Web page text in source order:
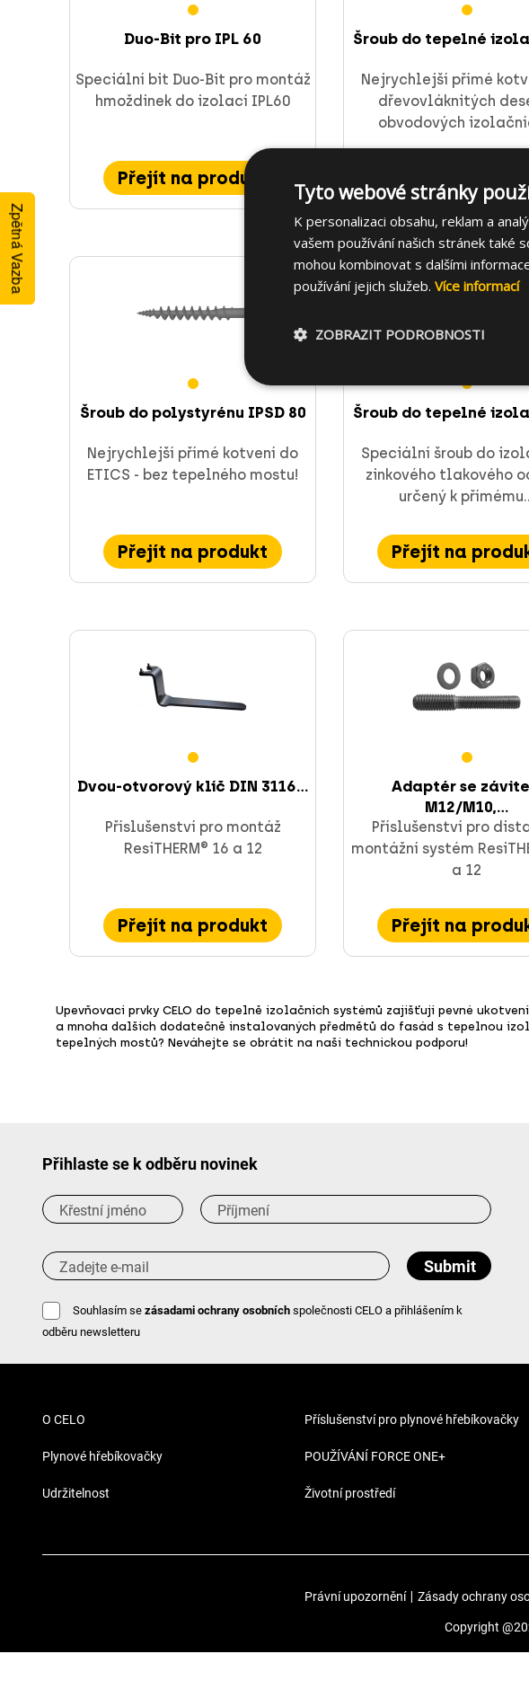
Duo-Bit pro IPL 60
Speciální bit Duo-Bit pro montáž
hmoždinek do izolací IPL60
Přejít na produkt
Šroub do tepelné
Nejrychlejší přímé
dřevovláknitých
obvodových
Šroub do polystyrénu IPSD 80
Nejrychlejší přímé kotvení do
ETICS - bez tepelného mostu!
Přejít na produkt
Šroub do tepelné
Speciální šroub do
zinkového tlakového
určený k
Přejít na
Dvou-otvorový klíč DIN 3116...
Příslušenství pro montáž
ResiTHERM® 16 a 12
Přejít na produkt
Adaptér se
M12/M10,...
Příslušenství pro
montážní systém
a 12
Přejít na
Upevňovací prvky CELO do tepelně izolačních systémů zajišťují pevné
a mnoha dalších dodatečně instalovaných předmětů do fasád s tepelnou
tepelných mostů? Neváhejte se obrátit na naši technickou podporu!
Přihlaste se k odběru novinek
Souhlasím se zásadami ochrany osobních společnosti CELO a přihlášením k
odběru newsletteru
O CELO
Plynové hřebíkovačky
Udržitelnost
Příslušenství pro plynové hřebíkovačky
POUŽÍVÁNÍ FORCE ONE+
Životní prostředí
Právní upozornění Zásady ochrany
Copyright
Zpětná Vazba
Tyto webové stránky
K personalizaci obsahu, reklam a
vašem používání našich stránek také
mohou kombinovat s dalšími
používání jejich služeb. Více informací
ZOBRAZIT PODROBNOSTI